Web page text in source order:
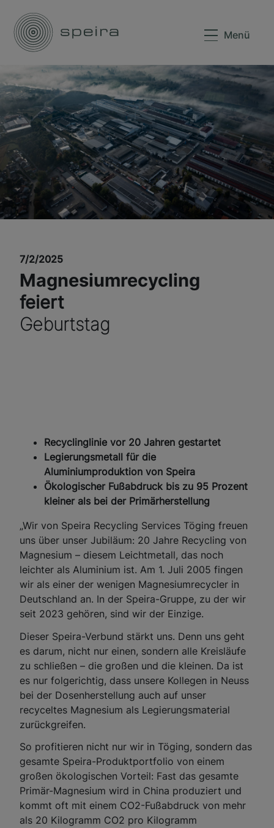
Menü
7/2/2025
Magnesiumrecycling
feiert
Geburtstag
Recyclinglinie vor 20 Jahren gestartet
Legierungsmetall für die
Aluminiumproduktion von Speira
Ökologischer Fußabdruck bis zu 95 Prozent
kleiner als bei der Primärherstellung
„Wir von Speira Recycling Services Töging freuen
uns über unser Jubiläum: 20 Jahre Recycling von
Magnesium – diesem Leichtmetall, das noch
leichter als Aluminium ist. Am 1. Juli 2005 fingen
wir als einer der wenigen Magnesiumrecycler in
Deutschland an. In der Speira-Gruppe, zu der wir
seit 2023 gehören, sind wir der Einzige.
Dieser Speira-Verbund stärkt uns. Denn uns geht
es darum, nicht nur einen, sondern alle Kreisläufe
zu schließen – die großen und die kleinen. Da ist
es nur folgerichtig, dass unsere Kollegen in Neuss
bei der Dosenherstellung auch auf unser
recyceltes Magnesium als Legierungsmaterial
zurückgreifen.
So profitieren nicht nur wir in Töging, sondern das
gesamte Speira-Produktportfolio von einem
großen ökologischen Vorteil: Fast das gesamte
Primär-Magnesium wird in China produziert und
kommt oft mit einem CO2-Fußabdruck von mehr
als 20 Kilogramm CO2 pro Kilogramm